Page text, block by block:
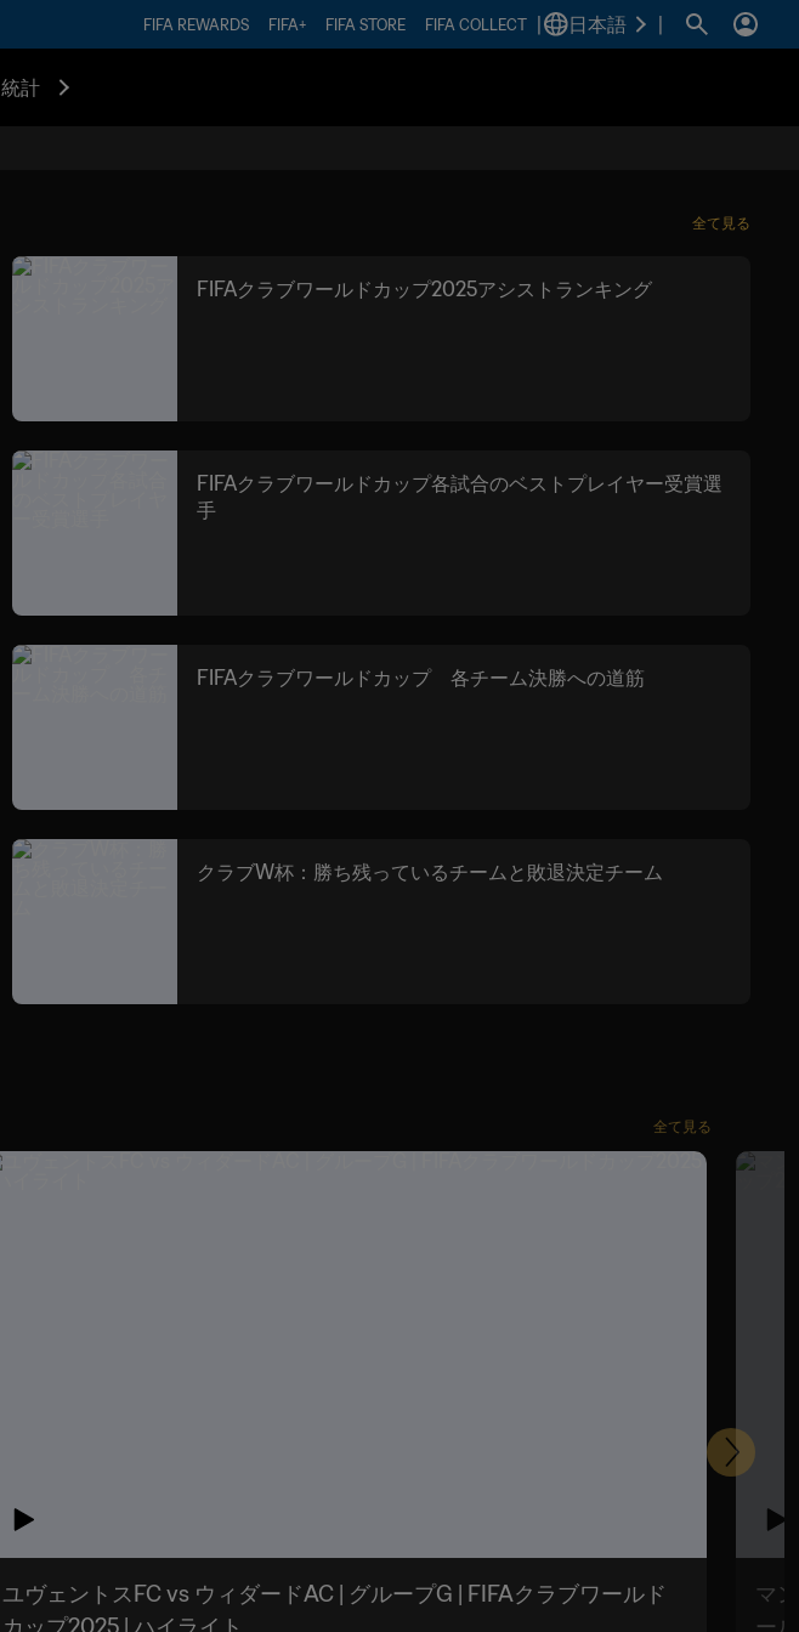
FIFA REWARDS FIFA+ FIFA STORE FIFA COLLECT 日本語
統計
全て見る
FIFAクラブワールドカップ2025アシストランキング
FIFAクラブワールドカップ各試合のベストプレイヤー受賞選
手
FIFAクラブワールドカップ 各チーム決勝への道筋
クラブW杯：勝ち残っているチームと敗退決定チーム
全て見る
ユヴェントスFC vs ウィダードAC | グループG | FIFAクラブワールド
マ
次